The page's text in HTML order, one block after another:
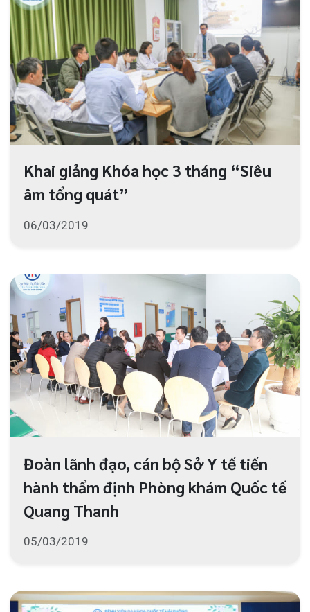
Đoàn lãnh đạo, cán bộ Sở Y tế tiến
hành thẩm định Phòng khám Quốc tế
Quang Thanh
05/03/2019
Bệnh viện đa khoa Quốc tế Hải
Phòng kỷ niệm 64 năm Ngày Thầy
thuốc Việt Nam 27/2
28/02/2019
Hội thảo tiền sản tháng 2 với chủ đề